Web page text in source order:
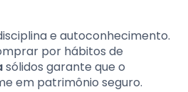
e autoconhecimento.
por hábitos de
sólidos garante que o
em patrimônio seguro.